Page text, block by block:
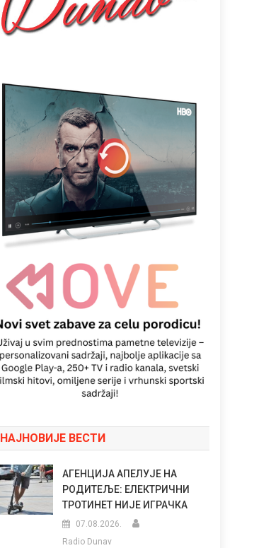
НАЈНОВИЈЕ ВЕСТИ
АГЕНЦИЈА АПЕЛУЈЕ НА
РОДИТЕЉЕ: ЕЛЕКТРИЧНИ
ТРОТИНЕТ НИЈЕ ИГРАЧКА
07.08.2026.
Radio Dunav